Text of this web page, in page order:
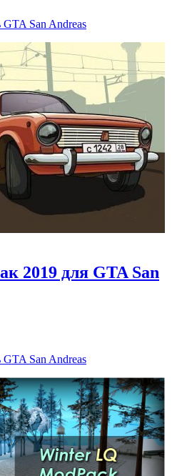
GTA San Andreas
2019 для GTA San
GTA San Andreas